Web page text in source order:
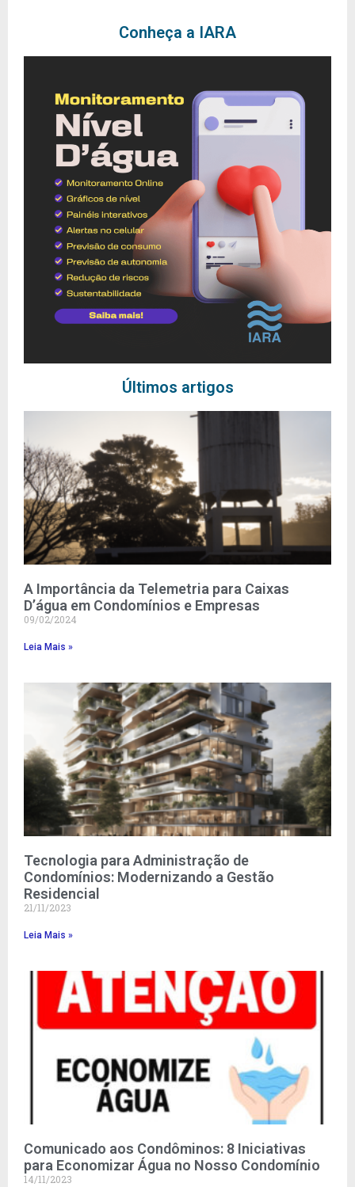
Conheça a IARA
Últimos artigos
A Importância da Telemetria para Caixas
D’água em Condomínios e Empresas
09/02/2024
Leia Mais »
Tecnologia para Administração de
Condomínios: Modernizando a Gestão
Residencial
21/11/2023
Leia Mais »
Comunicado aos Condôminos: 8 Iniciativas
para Economizar Água no Nosso Condomínio
14/11/2023